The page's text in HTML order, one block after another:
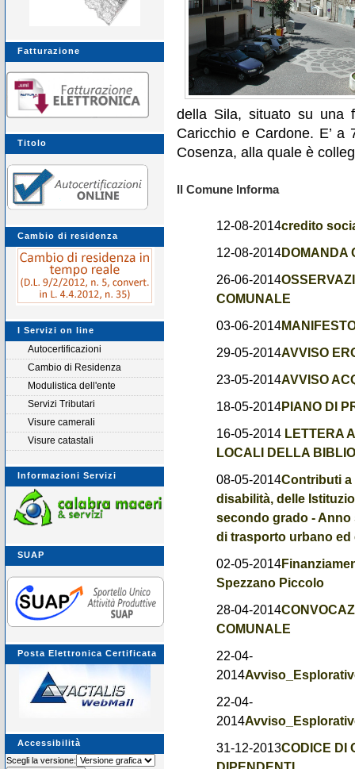
Fatturazione
Titolo
Cambio di residenza
I Servizi on line
Autocertificazioni
Cambio di Residenza
Modulistica dell'ente
Servizi Tributari
Visure camerali
Visure catastali
Informazioni Servizi
SUAP
Posta Elettronica Certificata
Accessibilità
Scegli la versione:
della Sila, situato su una
Caricchio e Cardone. E’
Cosenza, alla quale è
Il Comune Informa
12-08-2014credito
12-08-2014DOMANDA
26-06-2014
COMUNALE
03-06-2014
29-05-2014AVVISO
23-05-2014AVVISO
18-05-2014PIANO DI
16-05-2014 LETTERA
LOCALI DELLA
08-05-2014Contributi a
disabilità, delle
secondo grado - Anno
di trasporto urbano ed
02-05-2014
Spezzano Piccolo
28-04-2014
COMUNALE
22-04-
2014
22-04-
2014
31-12-2013CODICE DI